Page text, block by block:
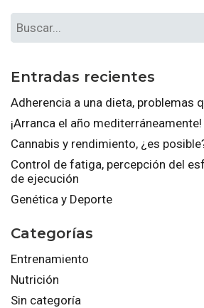
Entradas recientes
Adherencia a una dieta, problemas
¡Arranca el año mediterráneamente!
Cannabis y rendimiento, ¿es
Control de fatiga, percepción del
de ejecución
Genética y Deporte
Categorías
Entrenamiento
Nutrición
Sin categoría